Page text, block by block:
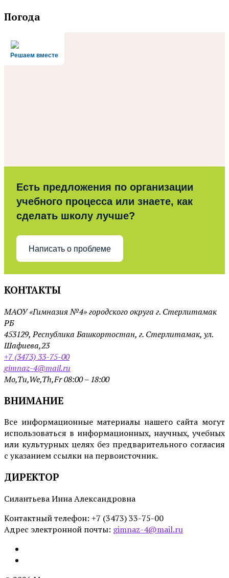
Погода
Решаем вместе
Есть предложения по организации
учебного процесса или знаете, как
сделать школу лучше?
Написать о проблеме
КОНТАКТЫ
МАОУ «Гимназия №4» городского округа г. Стерлитамак
РБ
453129, Республика Башкортостан, г. Стерлитамак, ул.
Шафиева,23
+7 (3473) 33-75-00
gimnaz-4@mail.ru
Mo,Tu,We,Th,Fr 08:00 – 18:00
ВНИМАНИЕ
Все информационные материалы нашего сайта могут
использоваться в информационных, научных, учебных
или культурных целях без предварительного согласия
с указанием ссылки на первоисточник.
ДИРЕКТОР
Силантьева Инна Александровна
Контактный телефон: +7 (3473) 33-75-00
Адрес электронной почты: gimnaz-4@mail.ru